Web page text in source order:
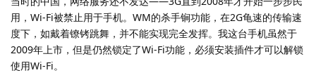
用，Wi-Fi被禁止用于手机。WM的杀手锏功能，在2G龟速的传输速
度下，如戴着镣铐跳舞，并不能实现完全发挥。我这台手机虽然于
2009年上市，但是仍然锁定了Wi-Fi功能，必须安装插件才可以解锁
使用Wi-Fi。